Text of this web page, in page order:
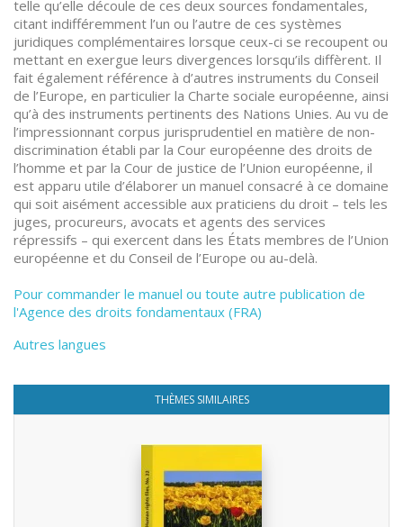
telle qu’elle découle de ces deux sources fondamentales,
citant indifféremment l’un ou l’autre de ces systèmes
juridiques complémentaires lorsque ceux-ci se recoupent ou
mettant en exergue leurs divergences lorsqu’ils diffèrent. Il
fait également référence à d’autres instruments du Conseil
de l’Europe, en particulier la Charte sociale européenne, ainsi
qu’à des instruments pertinents des Nations Unies. Au vu de
l’impressionnant corpus jurisprudentiel en matière de non-
discrimination établi par la Cour européenne des droits de
l’homme et par la Cour de justice de l’Union européenne, il
est apparu utile d’élaborer un manuel consacré à ce domaine
qui soit aisément accessible aux praticiens du droit – tels les
juges, procureurs, avocats et agents des services
répressifs – qui exercent dans les États membres de l’Union
européenne et du Conseil de l’Europe ou au-delà.
Pour commander le manuel ou toute autre publication de
l'Agence des droits fondamentaux (FRA)
Autres langues
THÈMES SIMILAIRES